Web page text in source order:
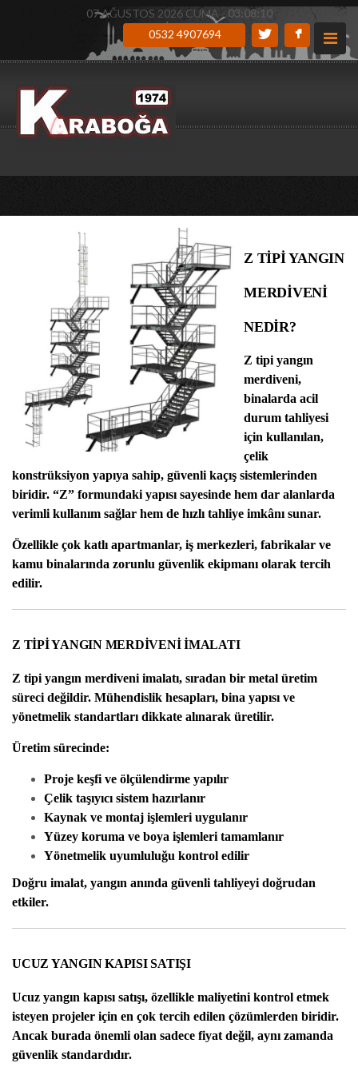
07 AĞUSTOS 2026 CUMA - 03:08:11
0532 4907694
Z TİPİ YANGIN
MERDİVENİ
NEDİR?
Z tipi yangın
merdiveni,
binalarda acil
durum tahliyesi
için kullanılan,
çelik
konstrüksiyon yapıya sahip, güvenli kaçış sistemlerinden
biridir. “Z” formundaki yapısı sayesinde hem dar alanlarda
verimli kullanım sağlar hem de hızlı tahliye imkânı sunar.
Özellikle çok katlı apartmanlar, iş merkezleri, fabrikalar ve
kamu binalarında zorunlu güvenlik ekipmanı olarak tercih
edilir.
Z TİPİ YANGIN MERDİVENİ İMALATI
Z tipi yangın merdiveni imalatı, sıradan bir metal üretim
süreci değildir. Mühendislik hesapları, bina yapısı ve
yönetmelik standartları dikkate alınarak üretilir.
Üretim sürecinde:
Proje keşfi ve ölçülendirme yapılır
Çelik taşıyıcı sistem hazırlanır
Kaynak ve montaj işlemleri uygulanır
Yüzey koruma ve boya işlemleri tamamlanır
Yönetmelik uyumluluğu kontrol edilir
Doğru imalat, yangın anında güvenli tahliyeyi doğrudan
etkiler.
UCUZ YANGIN KAPISI SATIŞI
Ucuz yangın kapısı satışı, özellikle maliyetini kontrol etmek
isteyen projeler için en çok tercih edilen çözümlerden biridir.
Ancak burada önemli olan sadece fiyat değil, aynı zamanda
güvenlik standardıdır.